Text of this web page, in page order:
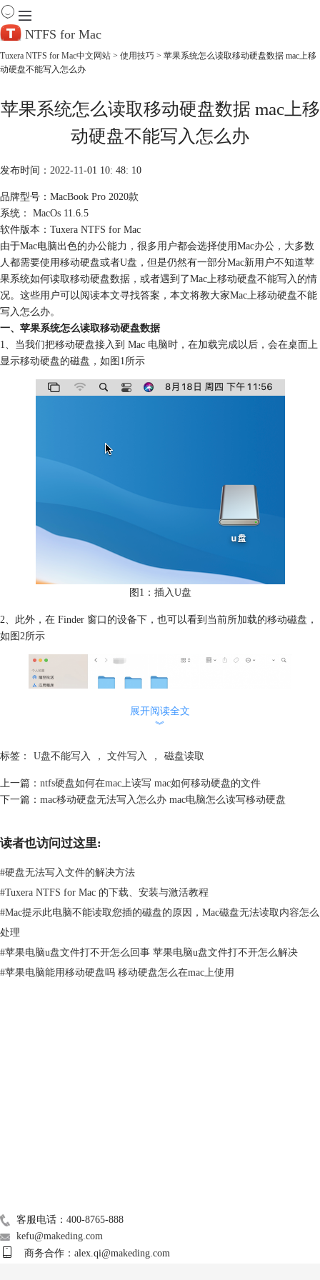
NTFS for Mac
下 载
购买
Tuxera NTFS for Mac中文网站 > 使用技巧 > 苹果系统怎么读取移动硬盘数据 mac上移
动硬盘不能写入怎么办
苹果系统怎么读取移动硬盘数据 mac上移
动硬盘不能写入怎么办
发布时间：2022-11-01 10: 48: 10
品牌型号：MacBook Pro 2020款
系统： MacOs 11.6.5
软件版本：Tuxera NTFS for Mac
由于Mac电脑出色的办公能力，很多用户都会选择使用Mac办公，大多数
人都需要使用移动硬盘或者U盘，但是仍然有一部分Mac新用户不知道苹
果系统如何读取移动硬盘数据，或者遇到了Mac上移动硬盘不能写入的情
况。这些用户可以阅读本文寻找答案，本文将教大家Mac上移动硬盘不能
写入怎么办。
一、苹果系统怎么读取移动硬盘数据
1、当我们把移动硬盘接入到 Mac 电脑时，在加载完成以后，会在桌面上
显示移动硬盘的磁盘，如图1所示
图1：插入U盘
2、此外，在 Finder 窗口的设备下，也可以看到当前所加载的移动磁盘，
如图2所示
避免造成数据丢失，以及损坏磁盘。同样地，在 Mac 上使用完了以后，
建议也是先将移动硬盘卸载掉，即“推出”设备，然后再拨出硬盘。
4、如果你当前所使用的移动硬盘是 FAT32 或 Mac 扩展式类型的，是可
以直接在 Mac 系统上进行任意读写操作的。
展开阅读全文
︾
标签： U盘不能写入 ， 文件写入 ， 磁盘读取
上一篇： ntfs硬盘如何在mac上读写 mac如何移动硬盘的文件
下一篇： mac移动硬盘无法写入怎么办 mac电脑怎么读写移动硬盘
读者也访问过这里:
#硬盘无法写入文件的解决方法
#Tuxera NTFS for Mac 的下载、安装与激活教程
#Mac提示此电脑不能读取您插的磁盘的原因，Mac磁盘无法读取内容怎么
处理
#苹果电脑u盘文件打不开怎么回事 苹果电脑u盘文件打不开怎么解决
#苹果电脑能用移动硬盘吗 移动硬盘怎么在mac上使用
客服电话：400-8765-888
kefu@makeding.com
商务合作：alex.qi@makeding.com